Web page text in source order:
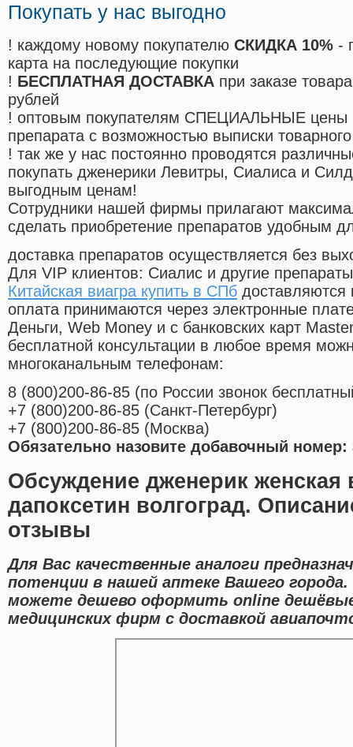
Покупать у нас выгодно
! каждому новому покупателю СКИДКА 10% -
карта на последующие покупки
! БЕСПЛАТНАЯ ДОСТАВКА при заказе
рублей
! оптовым покупателям СПЕЦИАЛЬНЫЕ цены
препарата с возможностью выписки
! так же у нас постоянно проводятся
покупать дженерики Левитры, Сиалиса и
выгодным ценам!
Cотрудники нашей фирмы прилагают
сделать приобретение препаратов удобным
доставка препаратов осуществляется без
Для VIP клиентов: Сиалис и другие
Китайская виагра купить в СПб доставляются
оплата принимаются через электронные
Деньги, Web Money и с банковских карт
бесплатной консультации в любое время
многоканальным телефонам:
8 (800)200-86-85 (по России звонок
+7 (800)200-86-85 (Санкт-Петербург)
+7 (800)200-86-85 (Москва)
Обязательно назовите добавочный номер:
Обсуждение дженерик женская
дапоксетин волгоград.
отзывы
Для Вас качественные аналоги
потенции в нашей аптеке Вашего
можете дешево оформить online
медицинских фирм с доставкой